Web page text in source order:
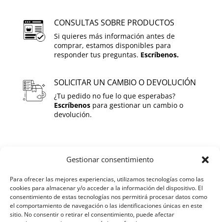
Gestionar consentimiento
Para ofrecer las mejores experiencias, utilizamos tecnologías como las
cookies para almacenar y/o acceder a la información del dispositivo. El
consentimiento de estas tecnologías nos permitirá procesar datos como
el comportamiento de navegación o las identificaciones únicas en este
sitio. No consentir o retirar el consentimiento, puede afectar
invierno.
CONSULTAS SOBRE PRODUCTOS
Si quieres más información antes de
comprar, estamos disponibles para
responder tus preguntas. Escríbenos.
SOLICITAR UN CAMBIO O DEVOLUCIÓN
¿Tu pedido no fue lo que esperabas?
Escríbenospara gestionar un cambio o
devolución.
SOBRE GUSINOS
HOME
QUIENES SOMOS